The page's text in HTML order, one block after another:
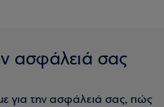
ασφάλειά σας
για την ασφάλειά σας, πώς